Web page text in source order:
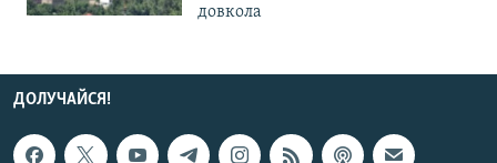
довкола
ДОЛУЧАЙСЯ!